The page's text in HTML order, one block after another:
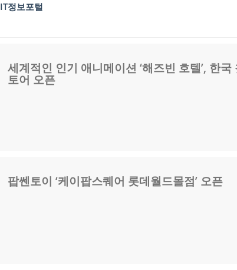
IT정보포털
세계적인 인기 애니메이션 ‘해즈빈 호텔’, 한
토어 오픈
팝쎈토이 ‘케이팝스퀘어 롯데월드몰점’ 오픈